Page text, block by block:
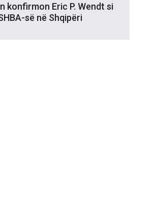
konfirmon Eric P. Wendt si
së në Shqipëri